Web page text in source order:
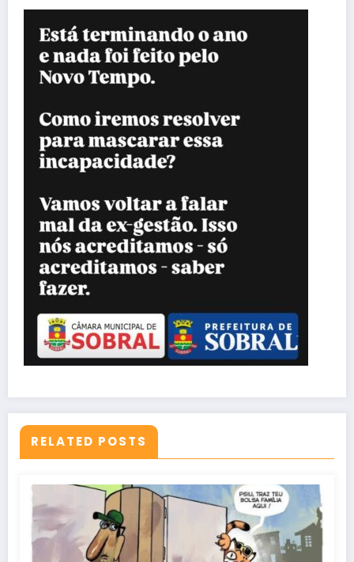
RELATED POSTS